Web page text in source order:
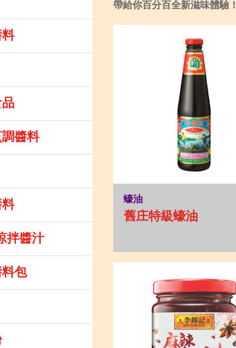
品
醬料
拌醬汁
包
帶給你百分百全新滋味體驗！
蠔油
舊庄特級蠔油